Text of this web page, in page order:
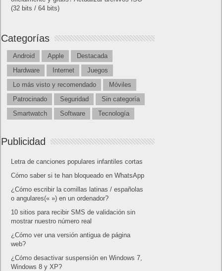
(32 bits / 64 bits)
Categorías
Android Apple
Destacada
Hardware
Internet
Juegos
Lo más visto y recomendado
Móviles
Patrocinado
Seguridad
Sin categoría
Smartwatch
Software Tecnología
Publicidad
Letra de canciones populares infantiles cortas
Cómo saber si te han bloqueado en WhatsApp
¿Cómo escribir la comillas latinas / españolas
o angulares(« ») en un ordenador?
10 sitios para recibir SMS de validación sin
mostrar nuestro número real
¿Cómo ver una versión antigua de página
web?
¿Cómo desactivar suspensión en Windows 7,
Windows 8 y XP?